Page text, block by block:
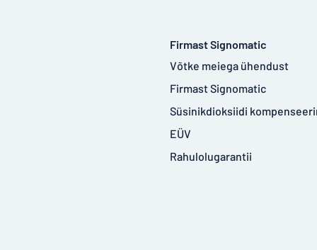
Firmast Signomatic
Võtke meiega ühendust
Firmast Signomatic
Süsinikdioksiidi
EÜV
Rahulolugarantii